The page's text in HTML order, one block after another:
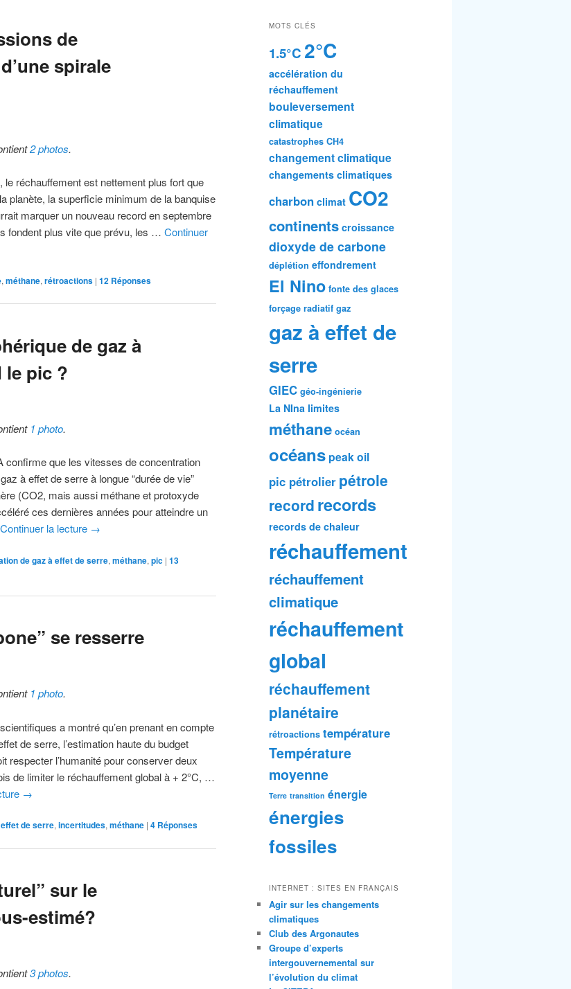
de
spirale
2 photos.
le réchauffement est nettement plus fort que
planète, la superficie minimum de la banquise
marquer un nouveau record en septembre
fondent plus vite que prévu, les …Continuer
, méthane, rétroactions | 12 Réponses
de gaz à
le pic ?
1 photo.
confirme que les vitesses de concentration
à effet de serre à longue “durée de vie”
(CO2, mais aussi méthane et protoxyde
ces dernières années pour atteindre un
Continuer la lecture →
de gaz à effet de serre, méthane, pic | 13
se resserre
1 photo.
a montré qu’en prenant en compte
de serre, l’estimation haute du budget
respecter l’humanité pour conserver deux
de limiter le réchauffement global à + 2°C, …
→
de serre, incertitudes, méthane | 4 Réponses
sur le
estimé?
3 photos.
MOTS CLÉS
1.5°C2°C
accélération du
réchauffement
bouleversement
climatique
catastrophes CH4
changement climatique
changements climatiques
charbon climat CO2
continents croissance
dioxyde de carbone
déplétion effondrement
El Nino fonte des glaces
forçage radiatif gaz
gaz à effet de
serre
GIEC géo-ingénierie
La NIna limites
méthane océan
océans peak oil
pic pétrolier pétrole
record records
records de chaleur
réchauffement
réchauffement
climatique
réchauffement
global
réchauffement
planétaire
rétroactions température
Température
moyenne
Terre transition énergie
énergies
fossiles
INTERNET : SITES EN FRANÇAIS
Agir sur les changements
climatiques
Club des Argonautes
Groupe d’experts
intergouvernemental sur
l’évolution du climat